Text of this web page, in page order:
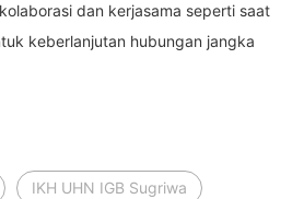
dan kerjasama seperti saat
keberlanjutan hubungan jangka
IKH UHN IGB Sugriwa